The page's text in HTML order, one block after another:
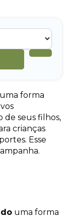
forma
de seus filhos,
crianças
Esse
uma forma